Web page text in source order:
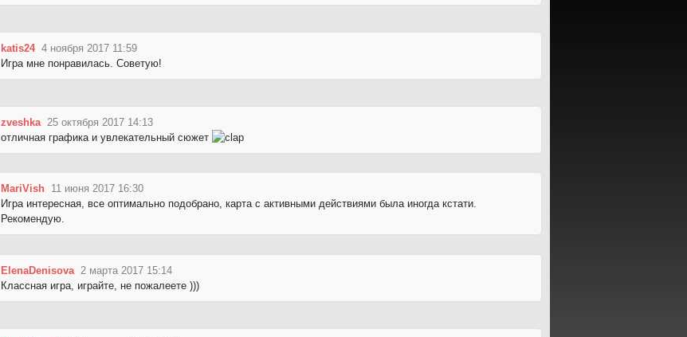
katis24 4 ноября 2017 11:59
Игра мне понравилась. Советую!
zveshka 25 октября 2017 14:13
отличная графика и увлекательный сюжет
MariVish 11 июня 2017 16:30
Игра интересная, все оптимально подобрано, карта с активными действиями была иногда кстати.
Рекомендую.
ElenaDenisova 2 марта 2017 15:14
Классная игра, играйте, не пожалеете )))